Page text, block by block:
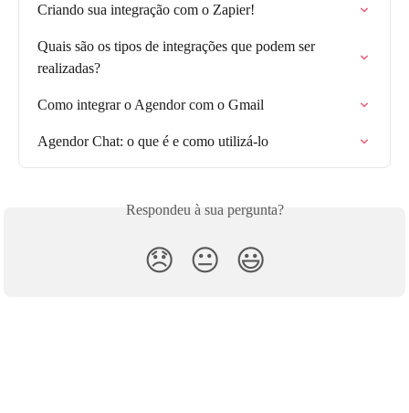
Criando sua integração com o Zapier!
Quais são os tipos de integrações que podem ser
realizadas?
Como integrar o Agendor com o Gmail
Agendor Chat: o que é e como utilizá-lo
Respondeu à sua pergunta?
😞 😐 😃